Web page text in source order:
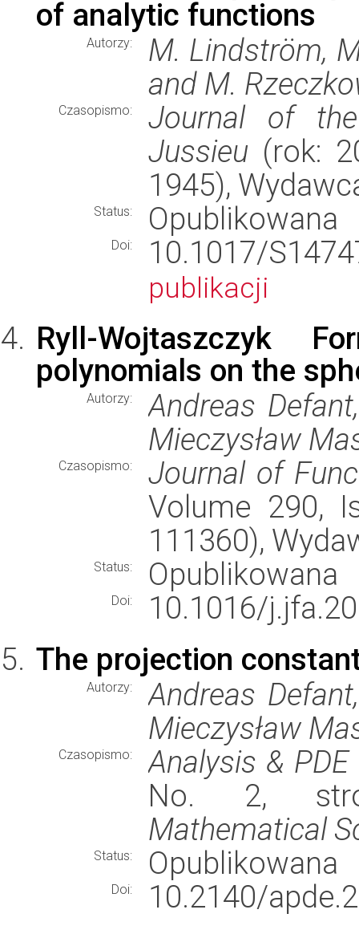
of analytic functions
Autorzy:
M. Lindström,
and M.
Czasopismo:
Journal of
Jussieu (rok:
1945),
Status: Opublikowana
Doi: 10.1017/
publikacji
Ryll-Wojtaszczyk
polynomials on the
Autorzy:
Andreas
Mieczysław
Czasopismo:
Journal of
Volume 290,
111360),
Status: Opublikowana
Doi:
10.1016/
The projection
Autorzy:
Andreas
Mieczysław
Czasopismo: Analysis & PDE
No. 2,
Mathematical
Status: Opublikowana
Doi:
10.2140/